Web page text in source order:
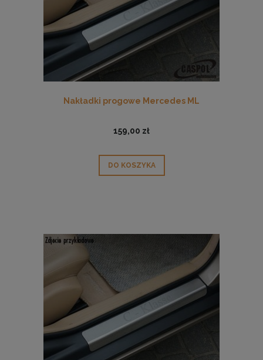
Nakładki progowe Mercedes ML
159,00 zł
DO KOSZYKA